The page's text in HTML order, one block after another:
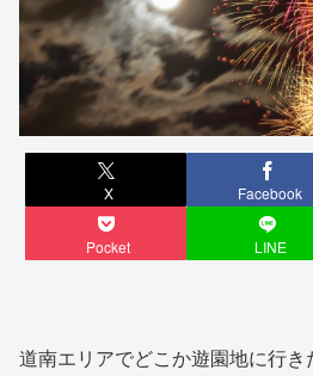
X Facebook
Pocket LINE
道南エリアでどこか遊園地に行